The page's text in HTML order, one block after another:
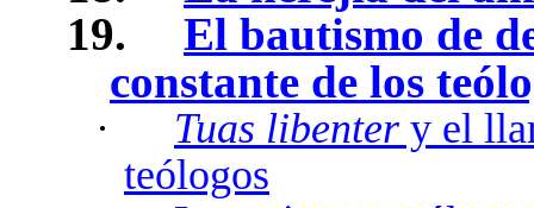
19.
El bautismo de
constante de los
· Tuas libenter y el
teólogos